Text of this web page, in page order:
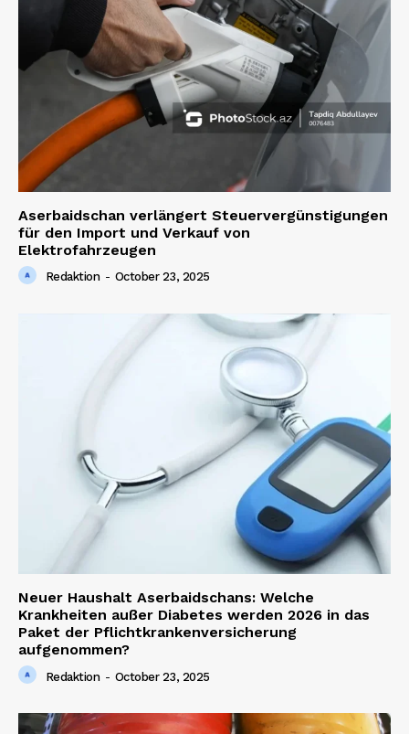
SUBSCRIBE NOW
Company
Contact us
Aserbaidschan verlängert Steuervergünstigungen
für den Import und Verkauf von
Elektrofahrzeugen
Redaktion - October 23, 2025
Neuer Haushalt Aserbaidschans: Welche
Krankheiten außer Diabetes werden 2026 in das
Paket der Pflichtkrankenversicherung
aufgenommen?
Redaktion - October 23, 2025